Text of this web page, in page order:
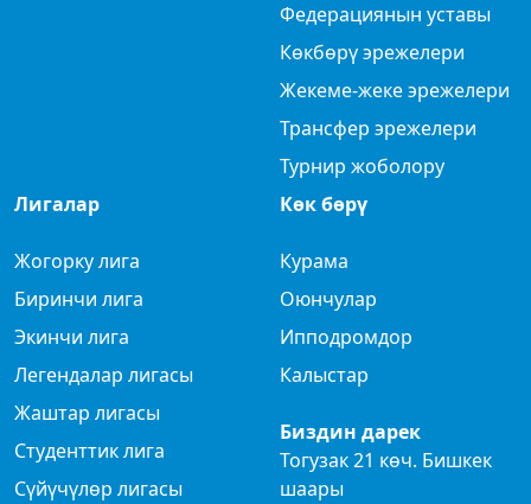
Федерациянын уставы
Көкбөрү эрежелери
Жекеме-жеке эрежелери
Трансфер эрежелери
Турнир жоболору
Лигалар
Жогорку лига
Биринчи лига
Экинчи лига
Легендалар лигасы
Жаштар лигасы
Студенттик лига
Сүйүчүлөр лигасы
Көк бөрү
Курама
Оюнчулар
Ипподромдор
Калыстар
Биздин дарек
Тогузак 21 көч. Бишкек
шаары